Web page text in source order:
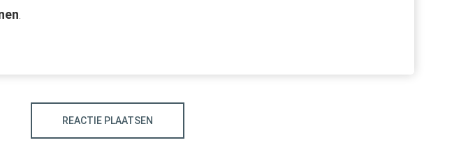
REACTIE PLAATSEN